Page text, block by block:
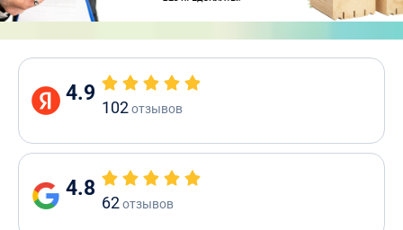
4.9
102отзывов
4.8
62отзывов